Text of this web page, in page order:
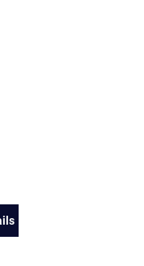
150 kW (204
ID.4 Pro Performance
zu Volkswagen ID.4 Pure